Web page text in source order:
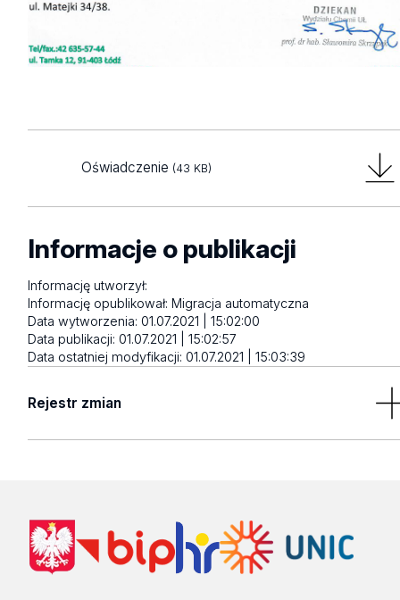
Oświadczenie (43 KB)
Informacje o publikacji
Informację utworzył:
Informację opublikował:Migracja automatyczna
Data wytworzenia:01.07.2021 | 15:02:00
Data publikacji:01.07.2021 | 15:02:57
Data ostatniej modyfikacji:01.07.2021 | 15:03:39
Rejestr zmian